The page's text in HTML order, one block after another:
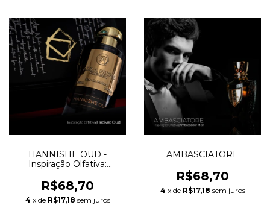
HANNISHE OUD -
Inspiração Olfativa:
R$68,70
4 x de R$17,18 sem juros
AMBASCIATORE
R$68,70
4 x de R$17,18 sem juros